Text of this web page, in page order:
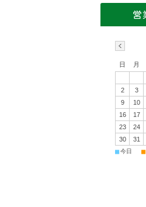
日 月
2
3
9
10
16
17
23
24
30
31
■今日 ■